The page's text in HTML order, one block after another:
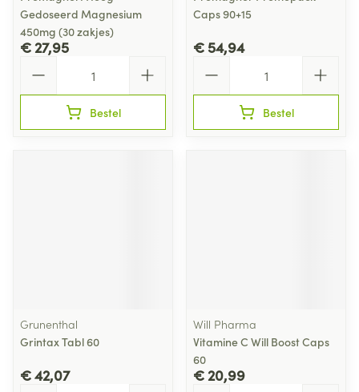
Gedoseerd Magnesium
450mg (30 zakjes)
€ 27,95
Bestel
Caps 90+15
€ 54,94
Bestel
Grunenthal
Grintax Tabl 60
€ 42,07
Will Pharma
Vitamine C Will Boost Caps
60
€ 20,99